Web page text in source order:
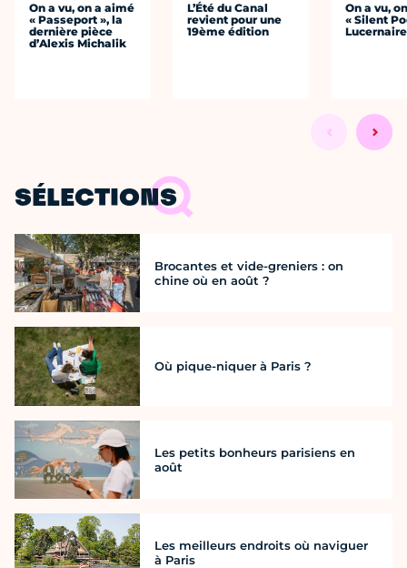
On a vu, on a aimé
« Passeport », la
dernière pièce
d’Alexis Michalik
L’Été du Canal
revient pour une
19ème édition
On a vu,
« Silent
Lucernaire
SÉLECTIONS
Brocantes et vide-greniers : on
chine où en août ?
Où pique-niquer à Paris ?
Les petits bonheurs parisiens en
août
Les meilleurs endroits où naviguer
à Paris